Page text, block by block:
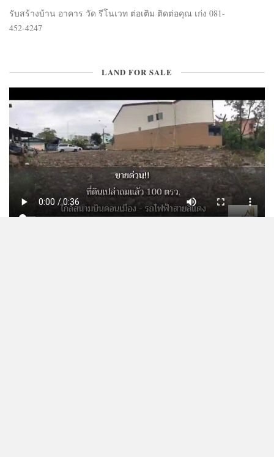
รับสร้างบ้าน อาคาร วัด รีโนเวท ต่อเติม ติดต่อคุณ เก่ง 081-
452-4247
LAND FOR SALE